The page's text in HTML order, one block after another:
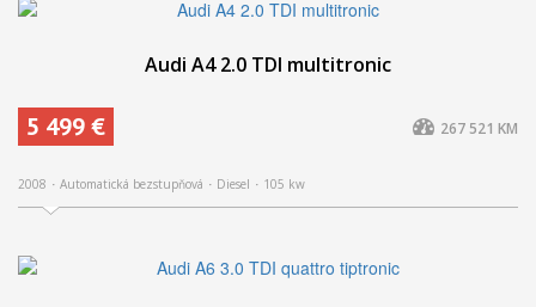
Audi A4 2.0 TDI multitronic
5 499 € 267 521 KM
2008 Automatická bezstupňová Diesel 105 kw